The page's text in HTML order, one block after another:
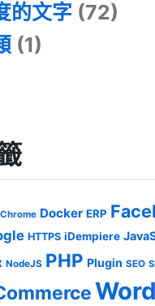
的文字 (72)
(1)
Chrome Docker ERP
HTTPS iDempiere
NodeJS PHP Plugin SEO